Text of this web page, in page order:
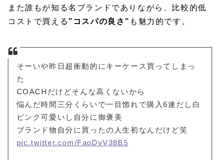
また誰もが知る名ブランドでありながら、比較的低
コストで買える ”コスパの良さ” も魅力的です。
そーいや昨日超衝動的にキーケース買ってしまっ
た
COACHだけどそんな高くないから
悩んだ時間三分くらいで一目惚れで購入6連だし白
ピンク可愛いし自分に御褒美
ブランド物自分に買ったの人生初なんだけど笑
pic.twitter.com/FaoDvV38B5